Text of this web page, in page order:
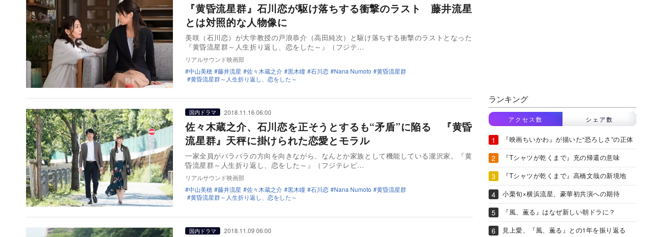
『黄昏流星群』石川恋が駆け落ちする衝撃のラスト 藤井流星
とは対照的な人物像に
美咲（石川恋）が大学教授の戸浪恭介（高田純次）と駆け落ちする衝撃のラストとなった
『黄昏流星群～人生折り返し、恋をした～』（フジテ…
リアルサウンド映画部
中山美穂
藤井流星 佐々木蔵之介 黒木瞳 石川恋 Nana Numoto
黄昏流星群
黄昏流星群～人生折り返し、恋をした～
国内ドラマ 2018.11.16 06:00
佐々木蔵之介、石川恋を正そうとするも“矛盾”に陥る 『黄昏
流星群』天秤に掛けられた恋愛とモラル
一家全員がバラバラの方向を向きながら、なんとか家族として機能している瀧沢家。『黄
昏流星群～人生折り返し、恋をした～』（フジテレビ…
リアルサウンド映画部
中山美穂
藤井流星 佐々木蔵之介 黒木瞳 石川恋 Nana Numoto
黄昏流星群
黄昏流星群～人生折り返し、恋をした～
国内ドラマ 2018.11.09 06:00
ランキング
アクセス数 シェア数
『映画ちいかわ』が描いた“恐ろしさ”の正体
『Tシャツが乾くまで』充の帰還の意味
『Tシャツが乾くまで』高橋文哉の新境地
小栗旬×横浜流星、豪華初共演への期待
『風、薫る』はなぜ新しい朝ドラに？
見上愛、『風、薫る』との1年を振り返る